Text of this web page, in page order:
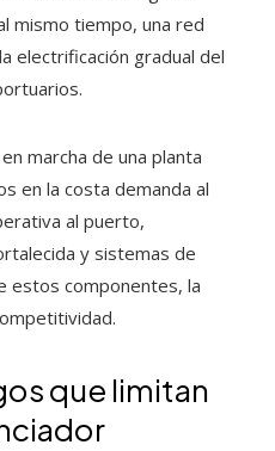
mismo tiempo, una red
electrificación gradual del
marcha de una planta
en la costa demanda al
al puerto,
y sistemas de
estos componentes, la
que limitan